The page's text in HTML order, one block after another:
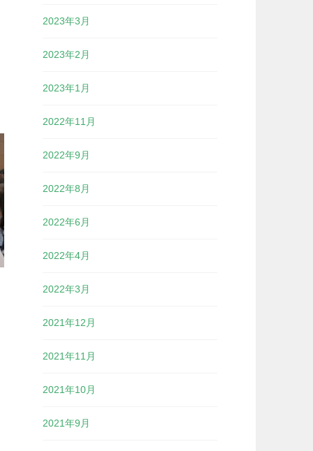
2023年3月
2023年2月
2023年1月
2022年11月
2022年9月
2022年8月
2022年6月
2022年4月
2022年3月
2021年12月
2021年11月
2021年10月
2021年9月